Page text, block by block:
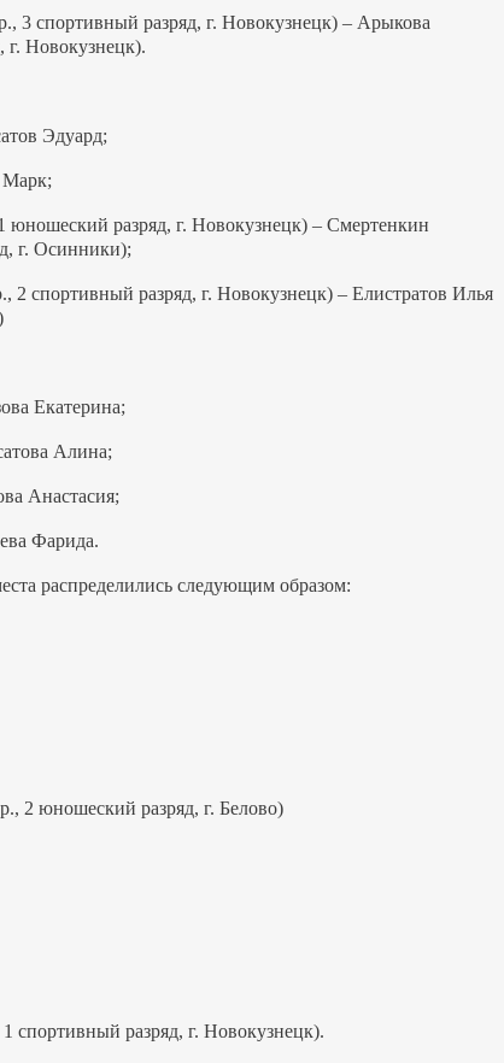
3 спортивный разряд, г. Новокузнецк) – Арыкова
г. Новокузнецк).
Эдуард;
Марк;
юношеский разряд, г. Новокузнецк) – Смертенкин
г. Осинники);
2 спортивный разряд, г. Новокузнецк) – Елистратов Илья
Екатерина;
Алина;
Анастасия;
Фарида.
распределились следующим образом:
2 юношеский разряд, г. Белово)
спортивный разряд, г. Новокузнецк).